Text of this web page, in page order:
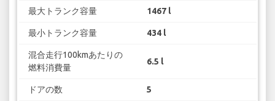
最大トランク容量 1467 l
最小トランク容量 434 l
混合走行100kmあたりの
燃料消費量
6.5 l
ドアの数 5